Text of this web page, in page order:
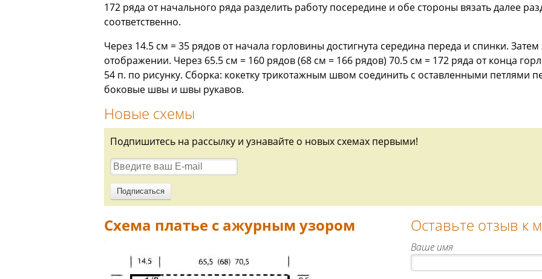
172 ряда от начального ряда разделить работу посередине и обе стороны вязать далее
соответственно.
Через 14.5 см = 35 рядов от начала горловины достигнута середина переда и спинки.
отображении. Через 65.5 см = 160 рядов (68 см = 166 рядов) 70.5 см = 172 ряда от конца
54 п. по рисунку. Сборка: кокетку трикотажным швом соединить с оставленными петлями
боковые швы и швы рукавов.
Новые схемы
Подпишитесь на рассылку и узнавайте о новых схемах первыми!
Схема платье с ажурным узором Оставьте отзыв к
Ваше имя